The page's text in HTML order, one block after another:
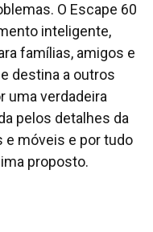
O Escape 60
inteligente,
famílias, amigos e
destina a outros
uma verdadeira
pelos detalhes da
e móveis e por tudo
proposto.